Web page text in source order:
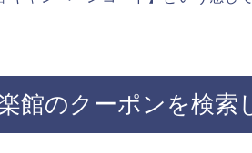
館のクーポンを検索